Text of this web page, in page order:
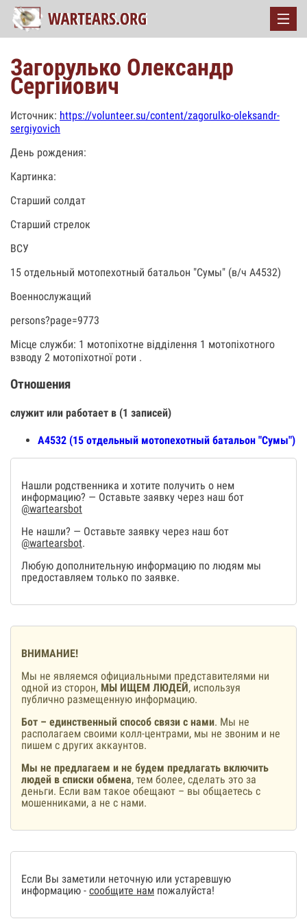
Загорулько Олександр
Сергійович
Источник: https://volunteer.su/content/zagorulko-oleksandr-
sergiyovich
День рождения:
Картинка:
Старший солдат
Старший стрелок
ВСУ
15 отдельный мотопехотный батальон "Сумы" (в/ч А4532)
Военнослужащий
persons?page=9773
Місце служби: 1 мотопіхотне відділення 1 мотопіхотного
взводу 2 мотопіхотної роти .
Отношения
служит или работает в (1 записей)
А4532 (15 отдельный мотопехотный батальон "Сумы")
Нашли родственника и хотите получить о нем
информацию? — Оставьте заявку через наш бот
@wartearsbot
Не нашли? — Оставьте заявку через наш бот
@wartearsbot.
Любую дополнительную информацию по людям мы
предоставляем только по заявке.
ВНИМАНИЕ!
Мы не являемся официальными представителями ни
одной из сторон, МЫ ИЩЕМ ЛЮДЕЙ, используя
публично размещенную информацию.
Бот – единственный способ связи с нами. Мы не
располагаем своими колл-центрами, мы не звоним и не
пишем с других аккаунтов.
Мы не предлагаем и не будем предлагать включить
людей в списки обмена, тем более, сделать это за
деньги. Если вам такое обещают – вы общаетесь с
мошенниками, а не с нами.
Если Вы заметили неточную или устаревшую
информацию - сообщите нам пожалуйста!